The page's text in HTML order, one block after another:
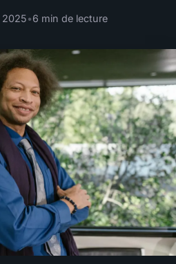
2025•6 min de lecture